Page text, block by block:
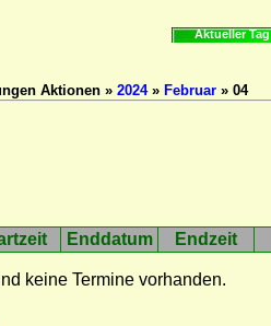
Aktueller Tag
Aktionen » 2024» Februar » 04
Enddatum Endzeit
keine Termine vorhanden.